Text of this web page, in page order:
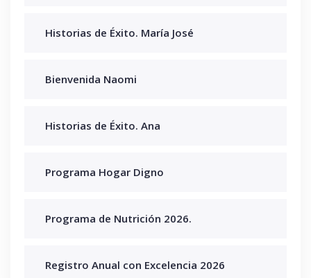
Historias de Éxito. María José
Bienvenida Naomi
Historias de Éxito. Ana
Programa Hogar Digno
Programa de Nutrición 2026.
Registro Anual con Excelencia 2026